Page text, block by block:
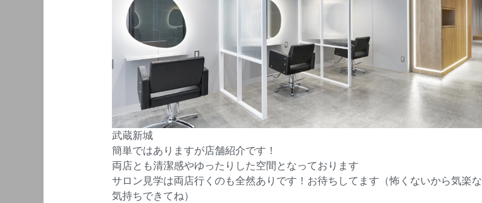
武蔵新城
簡単ではありますが店舗紹介です！
両店とも清潔感やゆったりした空間となっております
サロン見学は両店行くのも全然ありです！お待ちしてます（怖くないから気楽な
気持ちできてね）